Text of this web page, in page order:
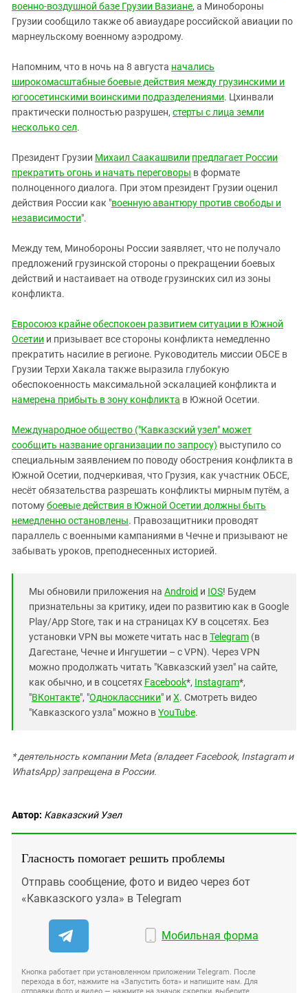
военно-воздушной базе Грузии Вазиане, а Минобороны
Грузии сообщило также об авиаударе российской авиации по
марнеульскому военному аэродрому.
Напомним, что в ночь на 8 августа начались
широкомасштабные боевые действия между грузинскими и
югоосетинскими воинскими подразделениями. Цхинвали
практически полностью разрушен, стерты с лица земли
несколько сел.
Президент Грузии Михаил Саакашвили предлагает России
прекратить огонь и начать переговоры в формате
полноценного диалога. При этом президент Грузии оценил
действия России как "военную авантюру против свободы и
независимости".
Между тем, Минобороны России заявляет, что не получало
предложений грузинской стороны о прекращении боевых
действий и настаивает на отводе грузинских сил из зоны
конфликта.
Евросоюз крайне обеспокоен развитием ситуации в Южной
Осетии и призывает все стороны конфликта немедленно
прекратить насилие в регионе. Руководитель миссии ОБСЕ в
Грузии Терхи Хакала также выразила глубокую
обеспокоенность максимальной эскалацией конфликта и
намерена прибыть в зону конфликта в Южной Осетии.
Международное общество ("Кавказский узел" может
сообщить название организации по запросу) выступило со
специальным заявлением по поводу обострения конфликта в
Южной Осетии, подчеркивая, что Грузия, как участник ОБСЕ,
несёт обязательства разрешать конфликты мирным путём, а
потомубоевые действия в Южной Осетии должны быть
немедленно остановлены. Правозащитники проводят
параллель с военными кампаниями в Чечне и призывают не
забывать уроков, преподнесенных историей.
Мы обновили приложения на Android и IOS! Будем
признательны за критику, идеи по развитию как в Google
Play/App Store, так и на страницах КУ в соцсетях. Без
установки VPN вы можете читать нас вTelegram (в
Дагестане, Чечне и Ингушетии – с VPN). Через VPN
можно продолжать читать "Кавказский узел" на сайте,
как обычно, и в соцсетях Facebook*, Instagram*,
"ВКонтакте", "Одноклассники" и X. Смотреть видео
"Кавказского узла" можно вYouTube.
* деятельность компании Meta (владеет Facebook, Instagram и
WhatsApp) запрещена в России.
Автор: Кавказский Узел
Гласность помогает решить проблемы
Отправь сообщение, фото и видео через бот
«Кавказского узла» в Telegram
Мобильная форма
Кнопка работает при установленном приложении Telegram. После
перехода в бот, нажмите на «Запустить бота» и напишите нам. Для